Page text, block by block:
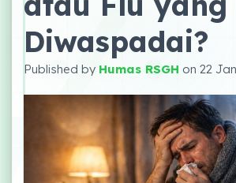
Diwaspadai?
Published by Humas RSGH on 22